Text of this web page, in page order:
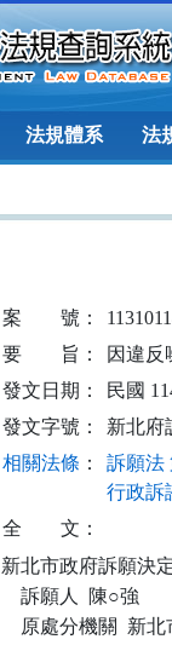
法規體系 法
案 號：
要
旨：
因違反
發文日期：
民國
發文字號：
新北府
相關法條 ：
訴願法
行政訴
全
文：
新北市政府訴願決
    訴願人  陳○強
原處分機關  新